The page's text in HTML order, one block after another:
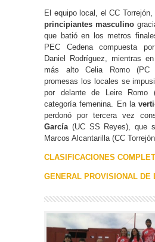
El equipo local, el CC
principiantes masculino
que batió en los metros
PEC Cedena compuesta
Daniel Rodríguez, mientras
más alto Celia Romo (PC
promesas los locales se
por delante de Leire Romo
categoría femenina. En la
perdonó por tercera vez
García (UC SS Reyes), que
Marcos Alcantarilla (CC
CLASIFICACIONES
GENERAL PROVISIONAL DE